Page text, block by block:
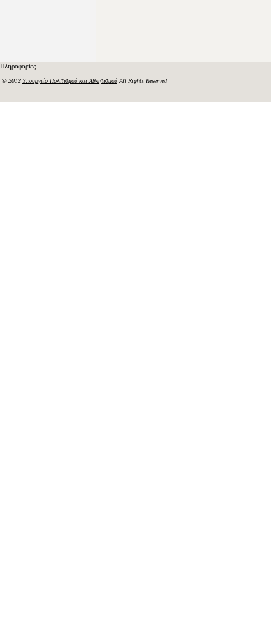
Πληροφορίες
© 2012 Υπουργείο Πολιτισμού και Αθλητισμού All Rights Reserved